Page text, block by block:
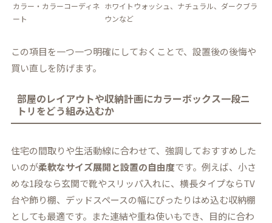
カラー・カラーコーディネ
ート
ホワイトウォッシュ、ナチュラル、ダークブラ
ウンなど
この項目を一つ一つ明確にしておくことで、設置後の後悔や
買い直しを防げます。
部屋のレイアウトや収納計画にカラーボックス一段ニ
トリをどう組み込むか
住宅の間取りや生活動線に合わせて、強調しておすすめした
いのが柔軟なサイズ展開と設置の自由度です。例えば、小さ
めな1段なら玄関で靴やスリッパ入れに、横長タイプならTV
台や飾り棚、デッドスペースの幅にぴったりはめ込む収納棚
としても最適です。また連結や重ね使いもでき、目的に合わ